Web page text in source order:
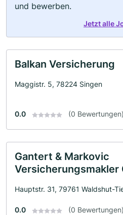
und bewerben.
Jetzt alle
Balkan Versicherung
Maggistr. 5, 78224 Singen
0.0 (0 Bewertungen)
Gantert & Markovic
Versicherungsmakler
Hauptstr. 31, 79761 Waldshut-
0.0 (0 Bewertungen)